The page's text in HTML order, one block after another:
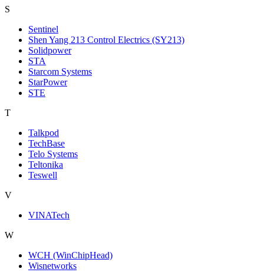
S
Sentinel
Shen Yang 213 Control Electrics (SY213)
Solidpower
STA
Starcom Systems
StarPower
STE
T
Talkpod
TechBase
Telo Systems
Teltonika
Teswell
V
VINATech
W
WCH (WinChipHead)
Wisnetworks